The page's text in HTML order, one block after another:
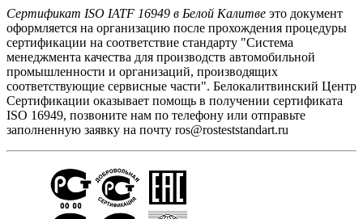
Сертификат ISO IATF 16949 в Белой Калитве это документ
оформляется на организацию после прохождения процедуры
сертификации на соответствие стандарту "Cистема
менеджмента качества для производств автомобильной
промышленности и организаций, производящих
соответствующие сервисные части". Белокалитвинский Центр
Сертификации оказывает помощь в получении сертификата
ISO 16949, позвоните нам по телефону или отправьте
заполненную заявку на почту ros@rosteststandart.ru